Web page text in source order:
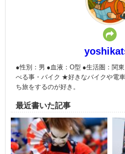
●性別：男 ●血液：O型 ●生活圏：関
べる事・バイク ★好きなバイクや電
ち旅をするのが好き。
最近書いた記事